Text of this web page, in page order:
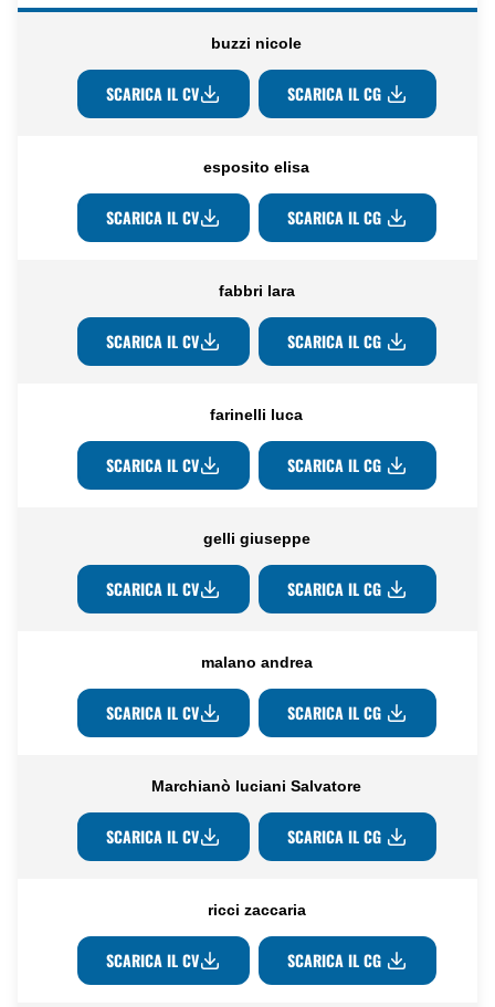
buzzi nicole
SCARICA IL CV SCARICA IL CG
esposito elisa
SCARICA IL CV SCARICA IL CG
fabbri lara
SCARICA IL CV SCARICA IL CG
farinelli luca
SCARICA IL CV SCARICA IL CG
gelli giuseppe
SCARICA IL CV SCARICA IL CG
malano andrea
SCARICA IL CV SCARICA IL CG
Marchianò luciani Salvatore
SCARICA IL CV SCARICA IL CG
ricci zaccaria
SCARICA IL CV SCARICA IL CG